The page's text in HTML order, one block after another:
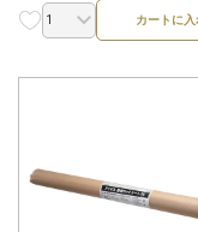
カートに入